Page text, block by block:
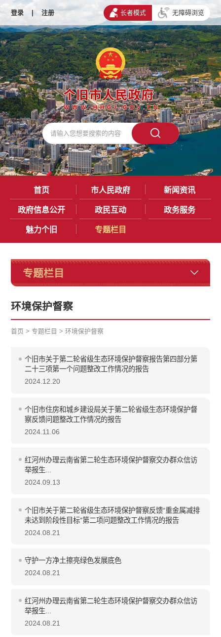
登录 | 注册 长者模式 无障碍浏览
首页 市人民政府 新闻资讯
政府信息公开 政民互动 政务服务
魅力个旧 专题栏目
专题栏目
环境保护督察
首页 >专题栏目 >环境保护督察
个旧市关于第二轮省级生态环境保护督察报告第四部分第
二十三项第一个问题整改工作情况的报告
2024.12.20
个旧市住房和城乡建设局关于第二轮省级生态环境保护督
察反馈问题整改工作情况的报告
2024.11.06
红河州办理云南省第二轮生态环境保护督察交办群众信访
举报生...
2024.09.13
个旧市关于第二轮省级生态环境保护督察反馈“重金属减排
未达到阶段性目标”第二项问题整改工作情况的报告
2024.08.21
守护一方净土擦亮绿色发展底色
2024.08.21
红河州办理云南省第二轮生态环境保护督察交办群众信访
举报生...
2024.08.21